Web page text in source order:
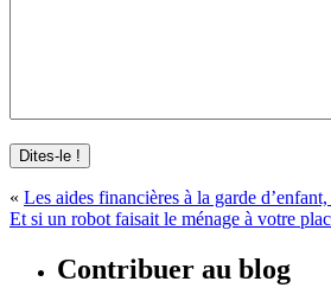
« Les aides financières à la garde
Et si un robot faisait le ménage à votre
Contribuer au blog